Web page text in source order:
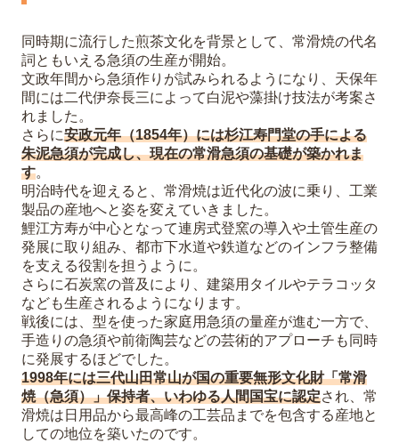
同時期に流行した煎茶文化を背景として、常滑焼の代名
詞ともいえる急須の生産が開始。
文政年間から急須作りが試みられるようになり、天保年
間には二代伊奈長三によって白泥や藻掛け技法が考案さ
れました。
さらに安政元年（1854年）には杉江寿門堂の手による
朱泥急須が完成し、現在の常滑急須の基礎が築かれま
す。
明治時代を迎えると、常滑焼は近代化の波に乗り、工業
製品の産地へと姿を変えていきました。
鯉江方寿が中心となって連房式登窯の導入や土管生産の
発展に取り組み、都市下水道や鉄道などのインフラ整備
を支える役割を担うように。
さらに石炭窯の普及により、建築用タイルやテラコッタ
なども生産されるようになります。
戦後には、型を使った家庭用急須の量産が進む一方で、
手造りの急須や前衛陶芸などの芸術的アプローチも同時
に発展するほどでした。
1998年には三代山田常山が国の重要無形文化財「常滑
焼（急須）」保持者、いわゆる人間国宝に認定され、常
滑焼は日用品から最高峰の工芸品までを包含する産地と
しての地位を築いたのです。